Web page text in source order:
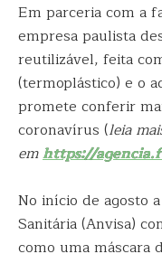
Em parceria com a
empresa paulista
reutilizável, feita
(termoplástico) e o
promete conferir
coronavírus (leia
emhttps://
No início de agosto
Sanitária (Anvisa)
como uma máscara